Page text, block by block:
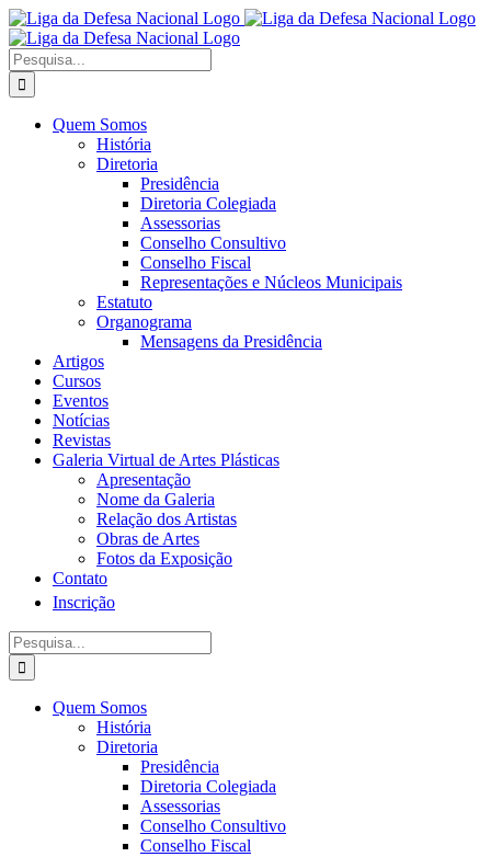
Ir
para
o
conteúdo
Facebook
X
Instagram
Procurar
por:
Quem Somos
História
Diretoria
Presidência
Diretoria Colegiada
Assessorias
Conselho Consultivo
Conselho Fiscal
Representações e Núcleos Municipais
Estatuto
Organograma
Mensagens da Presidência
Artigos
Cursos
Eventos
Notícias
Revistas
Galeria Virtual de Artes Plásticas
Apresentação
Nome da Galeria
Relação dos Artistas
Obras de Artes
Fotos da Exposição
Contato
Inscrição
Procurar
por:
Quem Somos
História
Diretoria
Presidência
Diretoria Colegiada
Assessorias
Conselho Consultivo
Conselho Fiscal